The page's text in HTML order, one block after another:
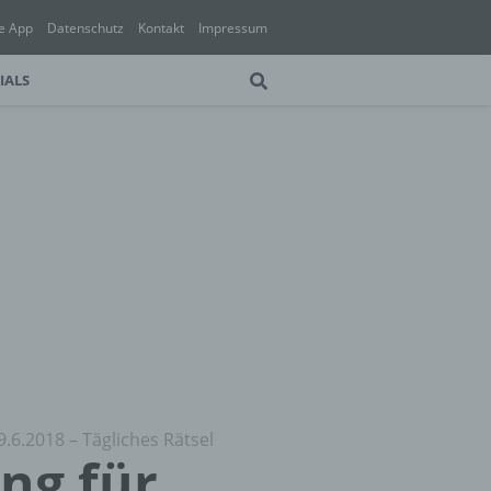
App Datenschutz Kontakt Impressum
– Tägliches Rätsel